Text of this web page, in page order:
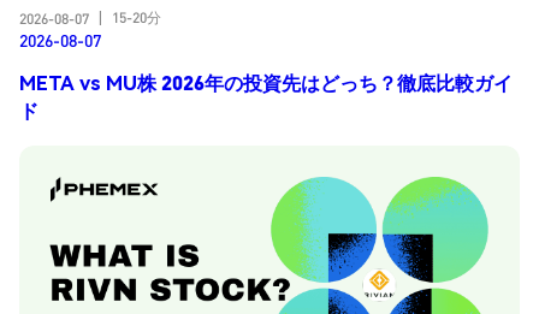
2026-08-07
15-20分
2026-08-07
META vs MU株 2026年の投資先はどっち？徹底比較ガイ
ド